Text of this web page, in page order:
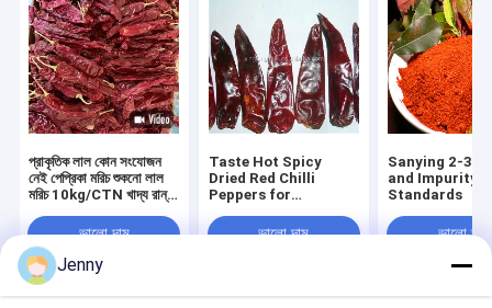
প্রাকৃতিক লাল কোন সংযোজন
নেই পেপ্রিকা মরিচ শুকনো লাল
মরিচ 10kg/CTN খাদ্য রান্না
ভালো দাম
Taste Hot Spicy
Dried Red Chilli
Peppers for
ভালো দাম
Sanying 2-3
and Impurity
Standards
ভালো দাম
Jenny